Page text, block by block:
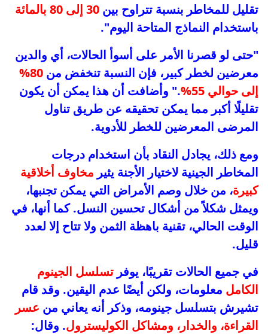
تقليل للمخاطر بنسبة تتراوح بين 30 إلى 80 بالمائة
باستخدام النماذج المتاحة اليوم".
"حتى لو قصرنا الأمر على أسوأ الحالات، أي والدين
معرضين لخطر كبير، فإن النسبة تنخفض من
80%
إلى حوالي 55%
." وأضافت أن هذا يمكن أن يكون
تقليلًا أكبر مما يمكن تحقيقه عن طريق تناول
المرضى المعرضين للخطر للأدوية.
ومع ذلك، يجادل النقاد بأن استخدام درجات
المخاطر الجينية لاختيار الأجنة يثير مخاوف أخلاقية
كبيرة، من خلال وصم الأمراض التي يمكن تجنبها،
ويمثل شكلاً من أشكال تحسين النسل. كما أنها، في
الوقت الحالي، تقنية باهظة الثمن ولا تتاح إلا لعدد
قليل.
في جميع الحالات تقريبًا، يوفر تسلسل الجينوم
الكامل معلومات، ولكن أيضًا عدم اليقين. وقد قام
تشيرش بتسلسل جينومه، وذكر أنه يعاني من عسر
القراءة، والخدار، ومشاكل الكوليسترول. وقال: